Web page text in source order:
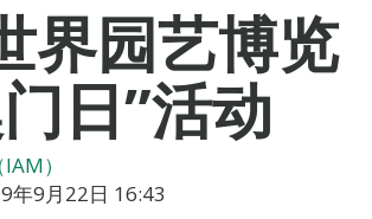
界园艺博览
日”活动
）
年9月22日 16:43